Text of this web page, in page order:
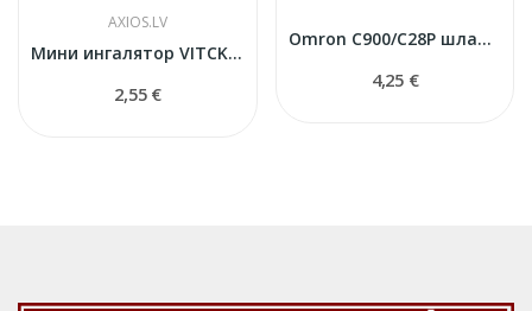
AXIOS.LV
Мини ингалятор VITCKO с эфирными маслами
2,55 €
Omron C900/C28P шланг для ингалятора
4,25 €